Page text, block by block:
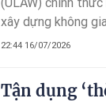
xây dựng không
đồng, doanh
22:44 16/07/2026
Tận dụng